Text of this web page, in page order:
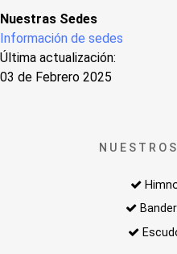
Nuestras Sedes
Información de sedes
Última actualización:
03 de Febrero 2025